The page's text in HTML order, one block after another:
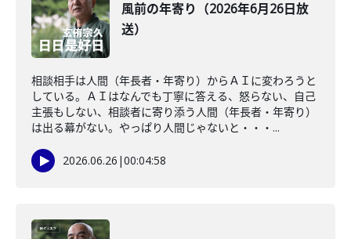
風前の年寄り（2026年6月26日放
送）
相談相手は人間（年長者・年寄り）からＡＩに変わろうと
している。ＡＩはなんでも丁寧に答える、怒らない、自己
主張もしない、相談者に寄り添う人間（年長者・年寄り）
は出る幕がない。やっぱり人間じゃないと・・・...
2026.06.26 |00:04:58